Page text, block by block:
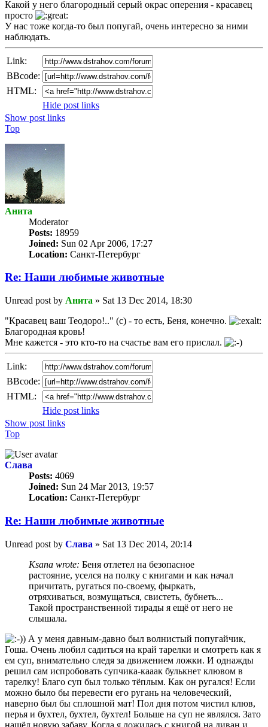
Какой у него благородный серый окрас оперения - красавец
просто
У нас тоже когда-то был попугай, очень интересно за ними
наблюдать.
Link:
BBcode:
HTML:
Hide post links
Show post links
Top
Анита
Мoderator
Posts: 18959
Joined: Sun 02 Apr 2006, 17:27
Location: Санкт-Петербург
Re: Наши любимые животные
Unread post by Анита » Sat 13 Dec 2014, 18:30
"Красавец ваш Теодоро!.." (с) - то есть, Беня, конечно.
Благородная кровь!
Мне кажется - это кто-то на счастье вам его прислал.
Link:
BBcode:
HTML:
Hide post links
Show post links
Top
Слава
Posts: 4069
Joined: Sun 24 Mar 2013, 19:57
Location: Санкт-Петербург
Re: Наши любимые животные
Unread post by Слава » Sat 13 Dec 2014, 20:14
Ksana wrote: Беня отлетел на безопасное
растояние, уселся на полку с книгами и как начал
причитать, ругаться по-своему, фыркать,
отряхиваться, возмущаться, свистеть, бубнеть...
Такой пространственной тирады я ещё от него не
слышала.
А у меня давным-давно был волнистый попугайчик,
Гоша. Очень любил садиться на край тарелки и смотреть как я
ем суп, внимательно следя за движением ложки. И однажды
решил сам испробовать супчика-кааак булькнет клювом в
тарелку! Благо суп был только тёплым. Как он ругался! Если
можно было бы перевести его ругань на человеческий,
наверно был бы сплошной мат! Пол дня потом чистил клюв,
перья и бухтел, бухтел, бухтел! Больше на суп не являлся. Зато
нашёл новую забаву. Когда я ложилась с книгой на диван и